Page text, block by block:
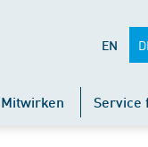
EN
Mitwirken Service